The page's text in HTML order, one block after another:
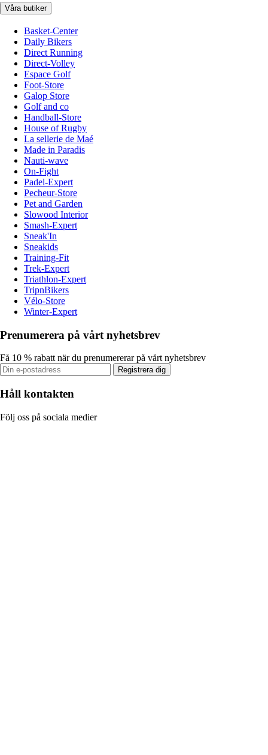
Våra butiker
Basket-Center
Daily Bikers
Direct Running
Direct-Volley
Espace Golf
Foot-Store
Galop Store
Golf and co
Handball-Store
House of Rugby
La sellerie de Maé
Made in Paradis
Nauti-wave
On-Fight
Padel-Expert
Pecheur-Store
Pet and Garden
Slowood Interior
Smash-Expert
Sneak'In
Sneakids
Training-Fit
Trek-Expert
Triathlon-Expert
TripnBikers
Vélo-Store
Winter-Expert
Prenumerera på vårt nyhetsbrev
Få 10 % rabatt när du prenumererar på vårt nyhetsbrev
Registrera dig
Håll kontakten
Följ oss på sociala medier